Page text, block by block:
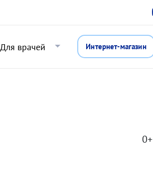
Для врачей Интернет-магазин
0+